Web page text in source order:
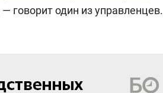
— говорит один из управленцев.